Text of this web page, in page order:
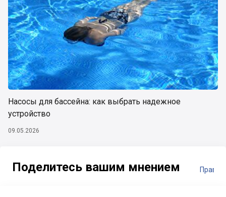
Насосы для бассейна: как выбрать надежное
устройство
09.05.2026
Поделитесь вашим мнением